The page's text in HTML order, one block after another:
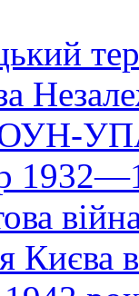
УПА
Києва